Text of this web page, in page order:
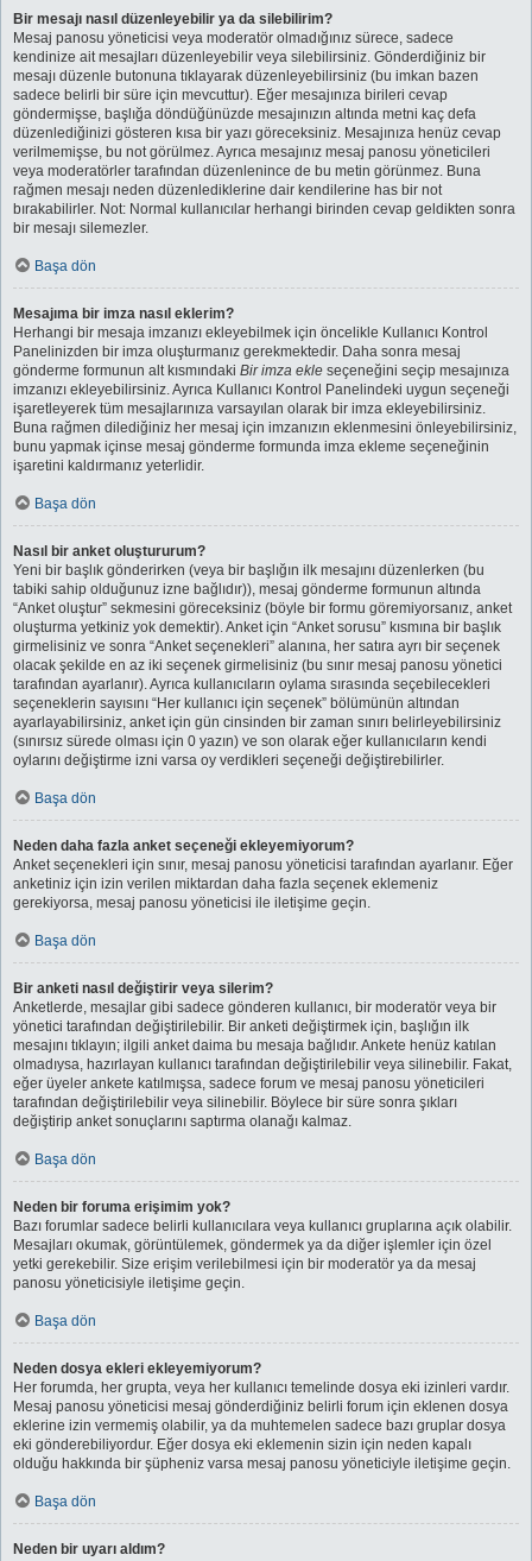
Bir mesajı nasıl düzenleyebilir ya da silebilirim?
Mesaj panosu yöneticisi veya moderatör olmadığınız sürece, sadece
kendinize ait mesajları düzenleyebilir veya silebilirsiniz. Gönderdiğiniz bir
mesajı düzenle butonuna tıklayarak düzenleyebilirsiniz (bu imkan bazen
sadece belirli bir süre için mevcuttur). Eğer mesajınıza birileri cevap
göndermişse, başlığa döndüğünüzde mesajınızın altında metni kaç defa
düzenlediğinizi gösteren kısa bir yazı göreceksiniz. Mesajınıza henüz cevap
verilmemişse, bu not görülmez. Ayrıca mesajınız mesaj panosu yöneticileri
veya moderatörler tarafından düzenlenince de bu metin görünmez. Buna
rağmen mesajı neden düzenlediklerine dair kendilerine has bir not
bırakabilirler. Not: Normal kullanıcılar herhangi birinden cevap geldikten sonra
bir mesajı silemezler.
Başa dön
Mesajıma bir imza nasıl eklerim?
Herhangi bir mesaja imzanızı ekleyebilmek için öncelikle Kullanıcı Kontrol
Panelinizden bir imza oluşturmanız gerekmektedir. Daha sonra mesaj
gönderme formunun alt kısmındaki Bir imza ekle seçeneğini seçip mesajınıza
imzanızı ekleyebilirsiniz. Ayrıca Kullanıcı Kontrol Panelindeki uygun seçeneği
işaretleyerek tüm mesajlarınıza varsayılan olarak bir imza ekleyebilirsiniz.
Buna rağmen dilediğiniz her mesaj için imzanızın eklenmesini önleyebilirsiniz,
bunu yapmak içinse mesaj gönderme formunda imza ekleme seçeneğinin
işaretini kaldırmanız yeterlidir.
Başa dön
Nasıl bir anket oluştururum?
Yeni bir başlık gönderirken (veya bir başlığın ilk mesajını düzenlerken (bu
tabiki sahip olduğunuz izne bağlıdır)), mesaj gönderme formunun altında
“Anket oluştur” sekmesini göreceksiniz (böyle bir formu göremiyorsanız, anket
oluşturma yetkiniz yok demektir). Anket için “Anket sorusu” kısmına bir başlık
girmelisiniz ve sonra “Anket seçenekleri” alanına, her satıra ayrı bir seçenek
olacak şekilde en az iki seçenek girmelisiniz (bu sınır mesaj panosu yönetici
tarafından ayarlanır). Ayrıca kullanıcıların oylama sırasında seçebilecekleri
seçeneklerin sayısını “Her kullanıcı için seçenek” bölümünün altından
ayarlayabilirsiniz, anket için gün cinsinden bir zaman sınırı belirleyebilirsiniz
(sınırsız sürede olması için 0 yazın) ve son olarak eğer kullanıcıların kendi
oylarını değiştirme izni varsa oy verdikleri seçeneği değiştirebilirler.
Başa dön
Neden daha fazla anket seçeneği ekleyemiyorum?
Anket seçenekleri için sınır, mesaj panosu yöneticisi tarafından ayarlanır. Eğer
anketiniz için izin verilen miktardan daha fazla seçenek eklemeniz
gerekiyorsa, mesaj panosu yöneticisi ile iletişime geçin.
Başa dön
Bir anketi nasıl değiştirir veya silerim?
Anketlerde, mesajlar gibi sadece gönderen kullanıcı, bir moderatör veya bir
yönetici tarafından değiştirilebilir. Bir anketi değiştirmek için, başlığın ilk
mesajını tıklayın; ilgili anket daima bu mesaja bağlıdır. Ankete henüz katılan
olmadıysa, hazırlayan kullanıcı tarafından değiştirilebilir veya silinebilir. Fakat,
eğer üyeler ankete katılmışsa, sadece forum ve mesaj panosu yöneticileri
tarafından değiştirilebilir veya silinebilir. Böylece bir süre sonra şıkları
değiştirip anket sonuçlarını saptırma olanağı kalmaz.
Başa dön
Neden bir foruma erişimim yok?
Bazı forumlar sadece belirli kullanıcılara veya kullanıcı gruplarına açık olabilir.
Mesajları okumak, görüntülemek, göndermek ya da diğer işlemler için özel
yetki gerekebilir. Size erişim verilebilmesi için bir moderatör ya da mesaj
panosu yöneticisiyle iletişime geçin.
Başa dön
Neden dosya ekleri ekleyemiyorum?
Her forumda, her grupta, veya her kullanıcı temelinde dosya eki izinleri vardır.
Mesaj panosu yöneticisi mesaj gönderdiğiniz belirli forum için eklenen dosya
eklerine izin vermemiş olabilir, ya da muhtemelen sadece bazı gruplar dosya
eki gönderebiliyordur. Eğer dosya eki eklemenin sizin için neden kapalı
olduğu hakkında bir şüpheniz varsa mesaj panosu yöneticiyle iletişime geçin.
Başa dön
Neden bir uyarı aldım?